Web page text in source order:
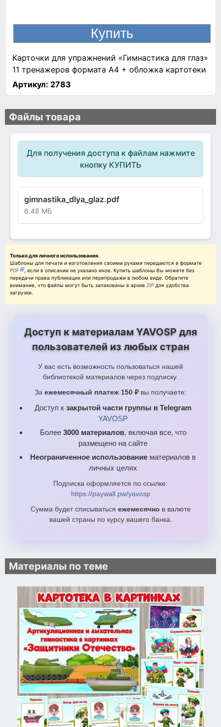
Карточки для упражнений «Гимнастика для глаз»
11 тренажеров формата А4 + обложка картотеки
Артикул: 2783
Файлы товара
Для получения доступа к файлам нажмите
кнопку КУПИТЬ
gimnastika_dlya_glaz.pdf
6.48 МБ
Только для личного использования.
Шаблоны для печати и изготовления своими руками передаются в формате
PDF
, если в описании не указано иное. Купить шаблоны Вы можете без
передачи права публикации или перепродажи в любом виде. Обратите
внимание, что файлы могут быть запакованы в архив ZIP для удобства
загрузки.
Доступ к материалам YAVOSP для
пользователей из любых стран
У вас есть возможность пользоваться нашей
библиотекой материалов через подписку.
За ежемесячный платеж 150 ₽ вы получаете:
Доступ к закрытой части группы в Telegram
YAVOSP
Более 3000 материалов, включая все, что
размещено на сайте
Неограниченное использование материалов в
личных целях
Подписка оформляется по ссылке:
https://paywall.pw/yavosp
Сумма будет списываться ежемесячно в валюте
вашей страны по курсу вашего банка.
Материалы по теме